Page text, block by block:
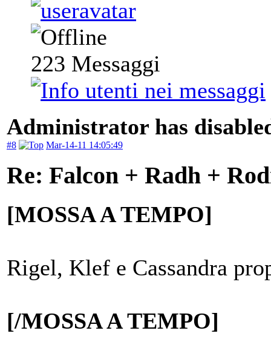
223 Messaggi
Administrator has
#8 Mar-14-11 14:05:49
Re: Falcon + Radh +
[MOSSA A TEMPO]
Rigel, Klef e Cassandra
[/MOSSA A TEMPO]